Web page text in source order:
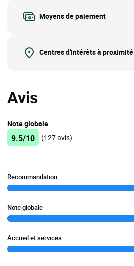
Moyens de paiement
Centres d'intérêts à proximité
Avis
Note globale
9.5/10 (127 avis)
Recommandation
Note globale
Accueil et services